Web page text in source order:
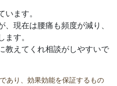
います。
、現在は腰痛も頻度が減り、
ます。
教えてくれ相談がしやすいで
あり、効果効能を保証するもの